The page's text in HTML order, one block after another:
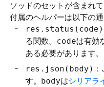
ソッドのセットが含まれて
付属のヘルパーは以下の通
res.status(code)
る関数。 codeは有効
ある必要があります。
res.json(body)
す。 bodyはシリアラ